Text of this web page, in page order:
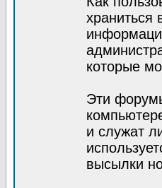
храниться
которые
Эти
и служат
высылки